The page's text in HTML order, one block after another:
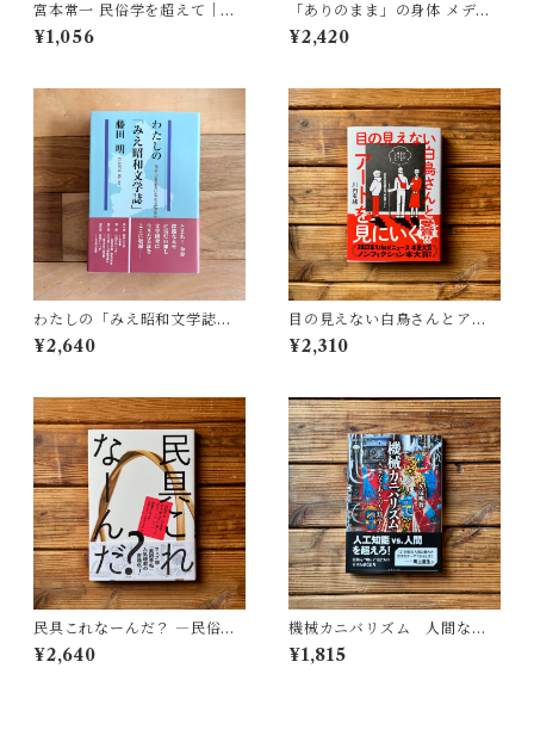
宮本常一 民俗学を超えて｜木
村 哲也
¥1,056
「ありのまま」の身体 メディ
アが描く私の見た目 | 藤嶋 陽
子(著)
¥2,420
わたしの「みえ昭和文学誌」 |
藤田 明
¥2,640
目の見えない白鳥さんとアー
トを見にいく | 川内 有緒
¥2,310
民具これなーんだ？ ―民俗学
者・宮本常一が美術大学に遺
した民具コレクション | 加藤幸
¥2,640
機械カニバリズム 人間なき
あとの人類学へ｜久保 明教
¥1,815